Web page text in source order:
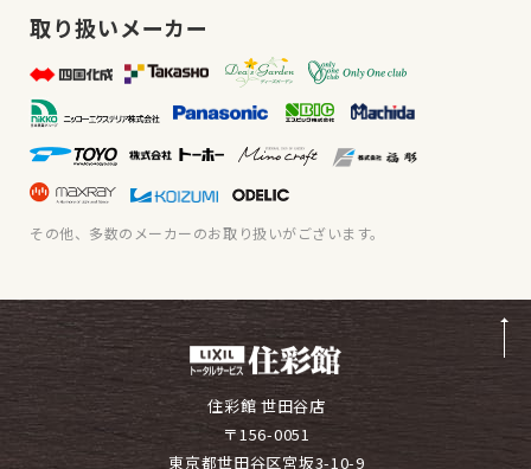
取り扱いメーカー
その他、多数のメーカーのお取り扱いがございます。
住彩館 世田谷店
〒156-0051
東京都世田谷区宮坂3-10-9